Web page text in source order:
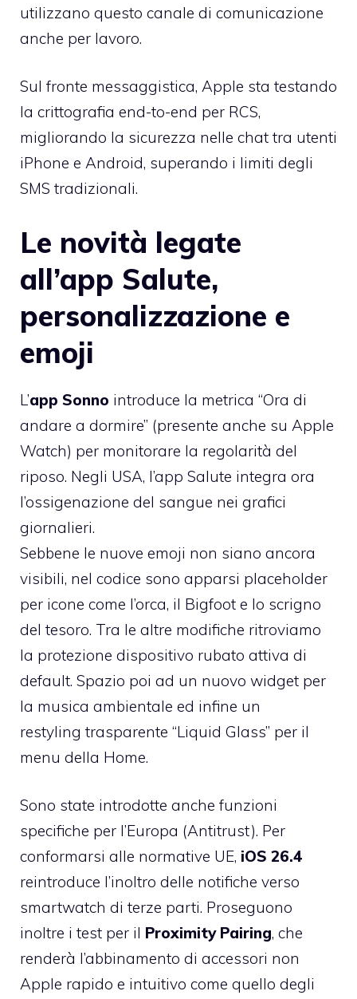
utilizzano questo canale di comunicazione
anche per lavoro.
Sul fronte messaggistica, Apple sta testando
la crittografia end-to-end per RCS,
migliorando la sicurezza nelle chat tra utenti
iPhone e Android, superando i limiti degli
SMS tradizionali.
Le novità legate
all’app Salute,
personalizzazione e
emoji
L’app Sonno introduce la metrica “Ora di
andare a dormire” (presente anche su Apple
Watch) per monitorare la regolarità del
riposo. Negli USA, l’app Salute integra ora
l’ossigenazione del sangue nei grafici
giornalieri.
Sebbene le nuove emoji non siano ancora
visibili, nel codice sono apparsi placeholder
per icone come l’orca, il Bigfoot e lo scrigno
del tesoro. Tra le altre modifiche ritroviamo
la protezione dispositivo rubato attiva di
default. Spazio poi ad un nuovo widget per
la musica ambientale ed infine un
restyling trasparente “Liquid Glass” per il
menu della Home.
Sono state introdotte anche funzioni
specifiche per l’Europa (Antitrust). Per
conformarsi alle normative UE, iOS 26.4
reintroduce l’inoltro delle notifiche verso
smartwatch di terze parti. Proseguono
inoltre i test per il Proximity Pairing, che
renderà l’abbinamento di accessori non
Apple rapido e intuitivo come quello degli